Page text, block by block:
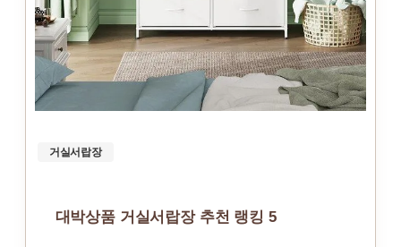
거실서랍장
대박상품 거실서랍장 추천 랭킹 5